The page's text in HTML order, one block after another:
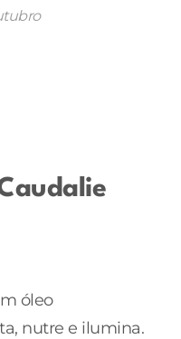
óleo
nutre e ilumina.